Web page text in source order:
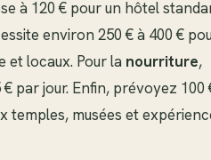
à 120 € pour un hôtel
environ 250 € à 400 €
et locaux. Pour la nourriture,
par jour. Enfin, prévoyez 100
temples, musées et